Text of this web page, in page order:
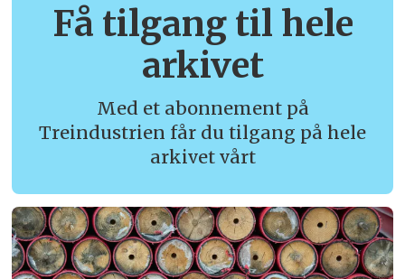
Få tilgang til hele
arkivet
Med et abonnement på
Treindustrien får du tilgang på hele
arkivet vårt